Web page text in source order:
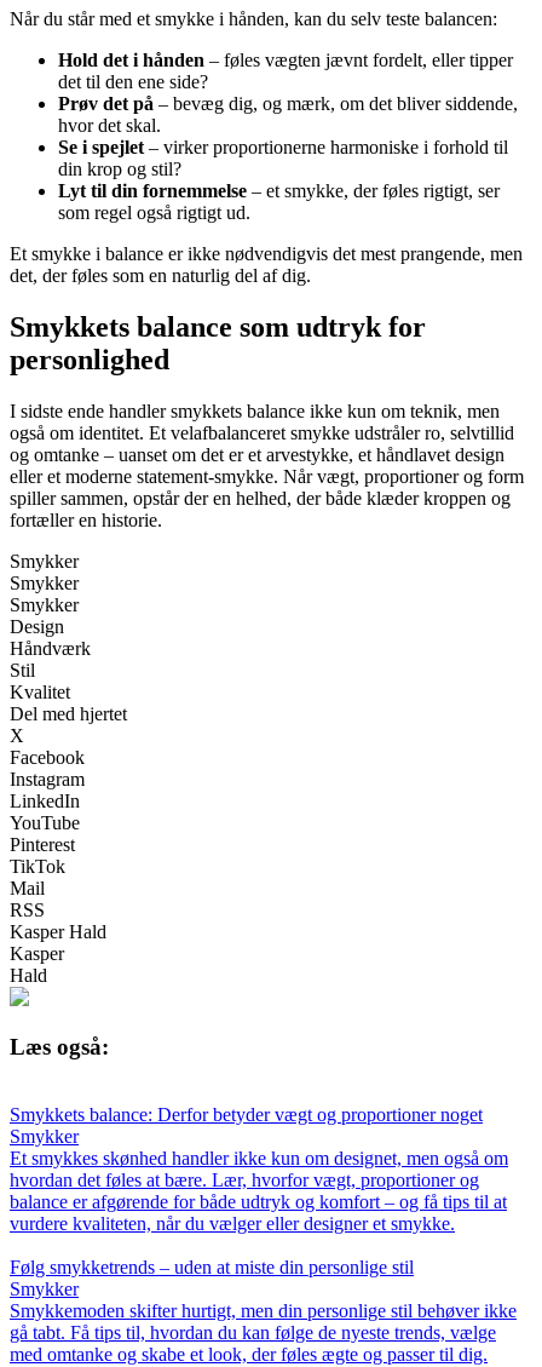
Når du står med et smykke i hånden, kan du selv teste balancen:
Hold det i hånden – føles vægten jævnt fordelt, eller tipper
det til den ene side?
Prøv det på – bevæg dig, og mærk, om det bliver siddende,
hvor det skal.
Se i spejlet – virker proportionerne harmoniske i forhold til
din krop og stil?
Lyt til din fornemmelse – et smykke, der føles rigtigt, ser
som regel også rigtigt ud.
Et smykke i balance er ikke nødvendigvis det mest prangende, men
det, der føles som en naturlig del af dig.
Smykkets balance som udtryk for
personlighed
I sidste ende handler smykkets balance ikke kun om teknik, men
også om identitet. Et velafbalanceret smykke udstråler ro, selvtillid
og omtanke – uanset om det er et arvestykke, et håndlavet design
eller et moderne statement-smykke. Når vægt, proportioner og form
spiller sammen, opstår der en helhed, der både klæder kroppen og
fortæller en historie.
Smykker
Smykker
Smykker
Design
Håndværk
Stil
Kvalitet
Del med hjertet
X
Facebook
Instagram
LinkedIn
YouTube
Pinterest
TikTok
Mail
RSS
Kasper Hald
Kasper
Hald
Læs også:
Smykkets balance: Derfor betyder vægt og proportioner noget
Smykker
Et smykkes skønhed handler ikke kun om designet, men også om
hvordan det føles at bære. Lær, hvorfor vægt, proportioner og
balance er afgørende for både udtryk og komfort – og få tips til at
vurdere kvaliteten, når du vælger eller designer et smykke.
Følg smykketrends – uden at miste din personlige stil
Smykker
Smykkemoden skifter hurtigt, men din personlige stil behøver ikke
gå tabt. Få tips til, hvordan du kan følge de nyeste trends, vælge
med omtanke og skabe et look, der føles ægte og passer til dig.